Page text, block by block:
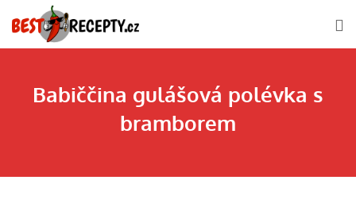
to
Babiččina gulášová polévka s
bramborem